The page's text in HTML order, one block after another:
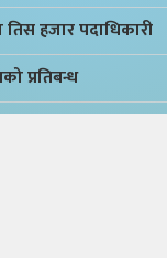
हजार पदाधिकारी
प्रतिबन्ध